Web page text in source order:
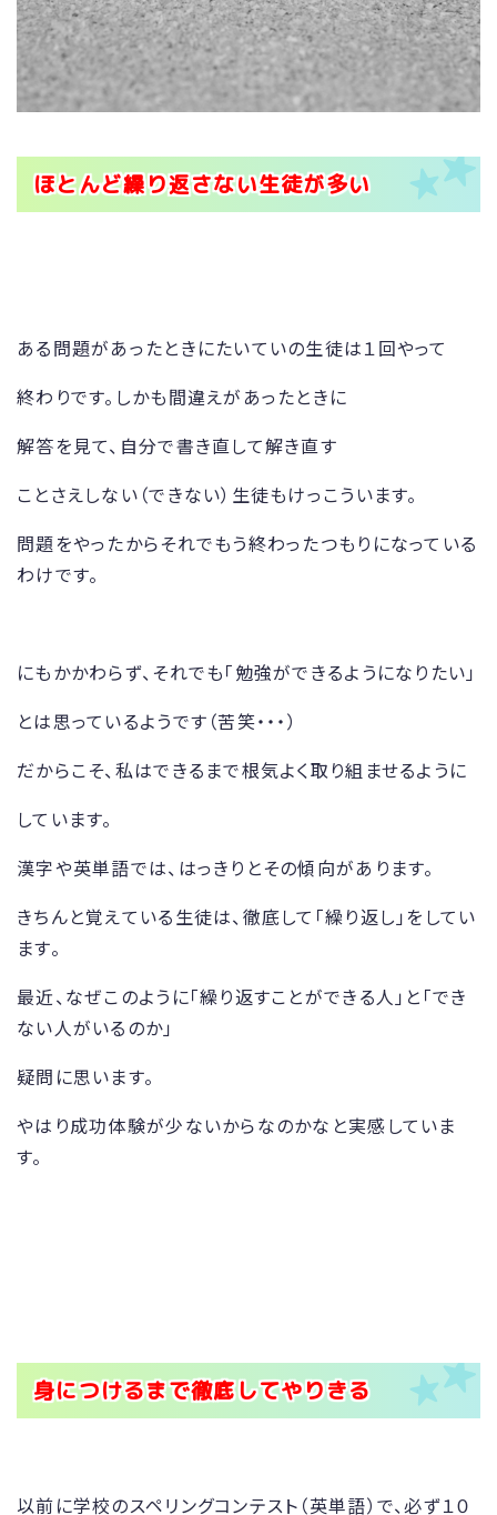
ほとんど繰り返さない生徒が多い
ある問題があったときにたいていの生徒は１回やって
終わりです。しかも間違えがあったときに
解答を見て、自分で書き直して解き直す
ことさえしない（できない）生徒もけっこういます。
問題をやったからそれでもう終わったつもりになっている
わけです。
にもかかわらず、それでも「勉強ができるようになりたい」
とは思っているようです（苦笑・・・）
だからこそ、私はできるまで根気よく取り組ませるように
しています。
漢字や英単語では、はっきりとその傾向があります。
きちんと覚えている生徒は、徹底して「繰り返し」をしてい
ます。
最近、なぜこのように「繰り返すことができる人」と「でき
ない人がいるのか」
疑問に思います。
やはり成功体験が少ないからなのかなと実感していま
す。
身につけるまで徹底してやりきる
以前に学校のスペリングコンテスト（英単語）で、必ず１０